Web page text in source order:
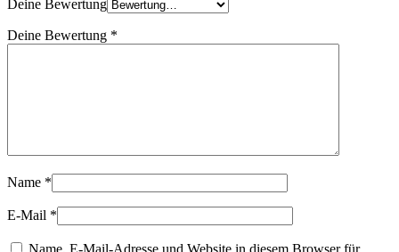
Deine Bewertung
Deine Bewertung *
Name *
E-Mail *
Name, E-Mail-Adresse und Website in diesem Browser für